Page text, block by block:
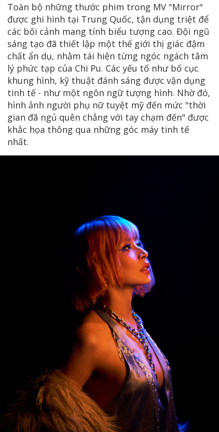
Toàn bộ những thước phim trong MV "Mirror"
được ghi hình tại Trung Quốc, tận dụng triệt để
các bối cảnh mang tính biểu tượng cao. Đội ngũ
sáng tạo đã thiết lập một thế giới thị giác đậm
chất ẩn dụ, nhằm tái hiện từng ngóc ngách tâm
lý phức tạp của Chi Pu. Các yếu tố như bố cục
khung hình, kỹ thuật đánh sáng được vận dụng
tinh tế - như một ngôn ngữ tượng hình. Nhờ đó,
hình ảnh người phụ nữ tuyệt mỹ đến mức "thời
gian đã ngủ quên chẳng với tay chạm đến" được
khắc họa thông qua những góc máy tinh tế
nhất.